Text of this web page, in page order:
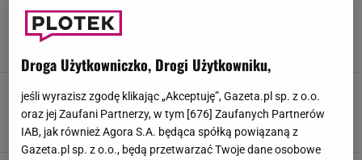
Hołd dla Ozzy'ego Osbourne'a podczas
koncertu w TVP. Poruszający gest Cugowskiego
Rozłam w zespole był szokiem. Piotr Cugowski
już nie ukrywa prawdy o konflikcie z bratem
Alicja Wójcik,3 LIPCA 2025, 13:41
Droga Użytkowniczko, Drogi Użytkowniku,
jeśli wyrazisz zgodę klikając „Akceptuję”, Gazeta.pl sp. z o.o.
oraz jej Zaufani Partnerzy, w tym [ 676 ] Zaufanych Partnerów
IAB, jak również Agora S.A. będąca spółką powiązaną z
Gazeta.pl sp. z o.o., będą przetwarzać Twoje dane osobowe